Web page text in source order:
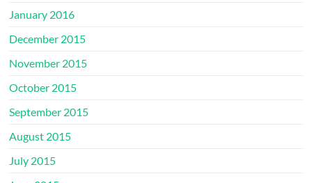
January 2016
December 2015
November 2015
October 2015
September 2015
August 2015
July 2015